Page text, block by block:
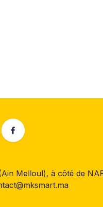
Melloul), à côté de